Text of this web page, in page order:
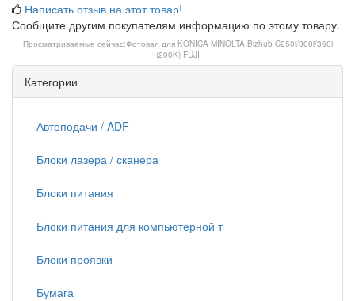
Написать отзыв на этот товар!
Сообщите другим покупателям информацию по этому товару.
Просматриваемые сейчас:Фотовал для KONICA MINOLTA Bizhub C250i/300i/360i
(200K) FUJI
Категории
Автоподачи / ADF
Блоки лазера / сканера
Блоки питания
Блоки питания для компьютерной т
Блоки проявки
Бумага